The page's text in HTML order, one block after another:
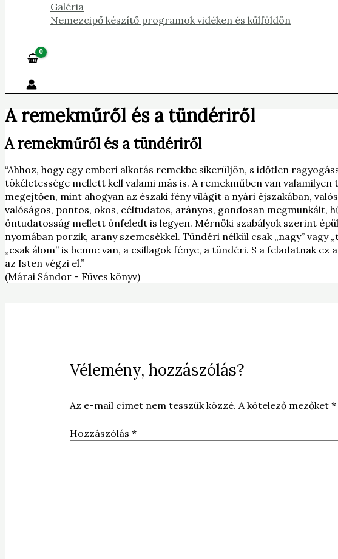
Galéria
Nemezcipő készítő programok vidéken és külföldön
A remekműről és a tündériről
A remekműről és a tündériről
“Ahhoz, hogy egy emberi alkotás remekbe sikerüljön, s időtlen
tökéletessége mellett kell valami más is. A remekműben van
megejtően, mint ahogyan az északi fény világít a nyári éjszakában,
valóságos, pontos, okos, céltudatos, arányos, gondosan megmunkált,
öntudatosság mellett önfeledt is legyen. Mérnöki szabályok szerint
nyomában porzik, arany szemcsékkel. Tündéri nélkül csak „nagy” vagy
„csak álom” is benne van, a csillagok fénye, a tündéri. S a feladatnak
az Isten végzi el.”
(Márai Sándor - Füves könyv)
Vélemény, hozzászólás?
Az e-mail címet nem tesszük közzé. A kötelező mezőket *
Hozzászólás *